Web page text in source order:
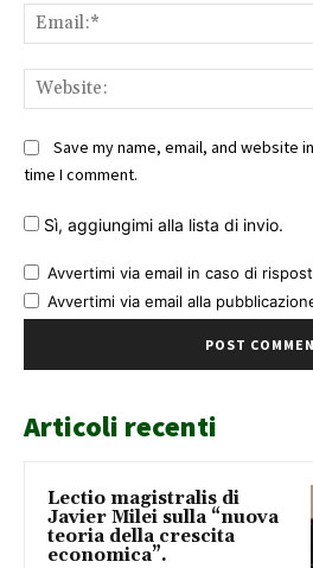
Save my name, email, and website
time I comment.
Sì, aggiungimi alla lista di invio.
Avvertimi via email in caso di
Avvertimi via email alla
Articoli recenti
Lectio magistralis di
Javier Milei sulla “nuova
teoria della crescita
economica”.